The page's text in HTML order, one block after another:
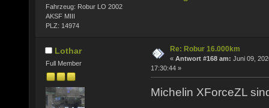
Fahrzeug: Robur LO 2002
AKSF MIII
PLZ: 14974
Lothar
Full Member
Re: Robur 16.000km
« Antwort #168 am: Juni 09,
17:30:44 »
Michelin XForceZL